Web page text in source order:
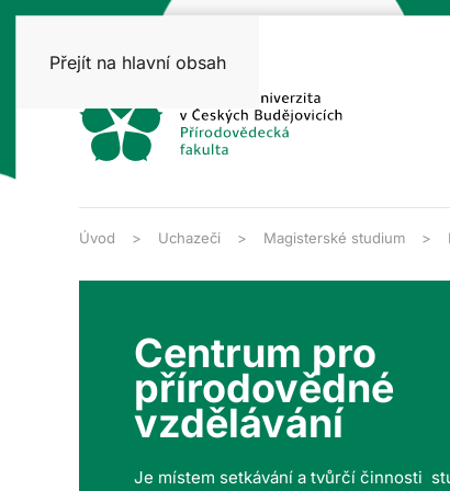
Přejít na hlavní obsah
Úvod Uchazeči Magisterské studium
Centrum pro
přírodovědné
vzdělávání
Je místem setkávání a tvůrčí činnosti